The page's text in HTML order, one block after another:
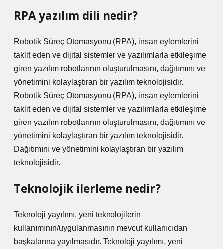
RPA yazılım dili nedir?
Robotik Süreç Otomasyonu (RPA), insan eylemlerini
taklit eden ve dijital sistemler ve yazılımlarla etkileşime
giren yazılım robotlarının oluşturulmasını, dağıtımını ve
yönetimini kolaylaştıran bir yazılım teknolojisidir.
Robotik Süreç Otomasyonu (RPA), insan eylemlerini
taklit eden ve dijital sistemler ve yazılımlarla etkileşime
giren yazılım robotlarının oluşturulmasını, dağıtımını ve
yönetimini kolaylaştıran bir yazılım teknolojisidir.
Dağıtımını ve yönetimini kolaylaştıran bir yazılım
teknolojisidir.
Teknolojik ilerleme nedir?
Teknoloji yayılımı, yeni teknolojilerin
kullanımının/uygulanmasının mevcut kullanıcıdan
başkalarına yayılmasıdır. Teknoloji yayılımı, yeni